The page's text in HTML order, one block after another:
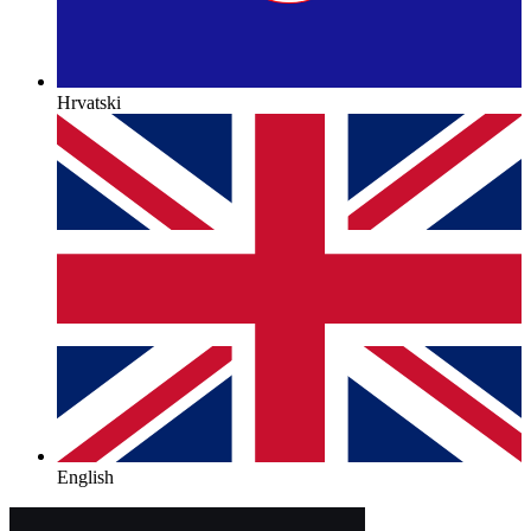
Hrvatski
English